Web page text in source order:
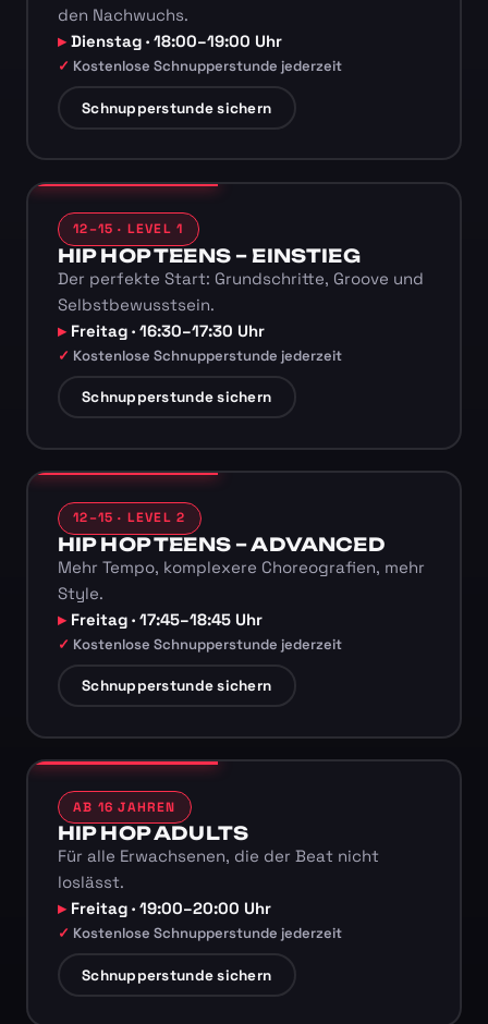
den Nachwuchs.
Dienstag · 18:00–19:00 Uhr
Kostenlose Schnupperstunde jederzeit
Schnupperstunde sichern
12–15 · LEVEL 1
HIP HOP TEENS – EINSTIEG
Der perfekte Start: Grundschritte, Groove und
Selbstbewusstsein.
Freitag · 16:30–17:30 Uhr
Kostenlose Schnupperstunde jederzeit
Schnupperstunde sichern
12–15 · LEVEL 2
HIP HOP TEENS – ADVANCED
Mehr Tempo, komplexere Choreografien, mehr
Style.
Freitag · 17:45–18:45 Uhr
Kostenlose Schnupperstunde jederzeit
Schnupperstunde sichern
AB 16 JAHREN
HIP HOP ADULTS
Für alle Erwachsenen, die der Beat nicht
loslässt.
Freitag · 19:00–20:00 Uhr
Kostenlose Schnupperstunde jederzeit
Schnupperstunde sichern